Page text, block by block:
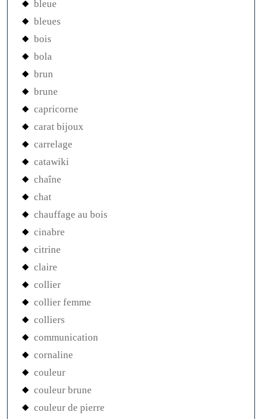
bleue
bleues
bois
bola
brun
brune
capricorne
carat bijoux
carrelage
catawiki
chaîne
chat
chauffage au bois
cinabre
citrine
claire
collier
collier femme
colliers
communication
cornaline
couleur
couleur brune
couleur de pierre